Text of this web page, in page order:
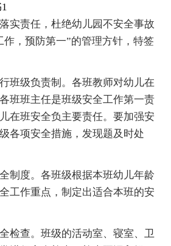
实责任，杜绝幼儿园不安全事故
作，预防第一”的管理方针，特签
班级负责制。各班教师对幼儿在
班班主任是班级安全工作第一责
在班安全负主要责任。要加强安
各项安全措施，发现题及时处
制度。各班级根据本班幼儿年龄
工作重点，制定出适合本班的安
检查。班级的活动室、寝室、卫